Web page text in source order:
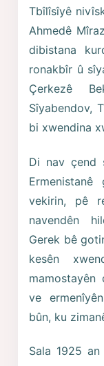
Tbîlîsîyê
Ahmedê
dibistana
ronakbîr û
Çerkezê
Sîyabendov,
bi xwendina
Di nav çend
vekirin, pê
navendên
Gerek bê
kesên
ve
bûn, ku
Sala 1925